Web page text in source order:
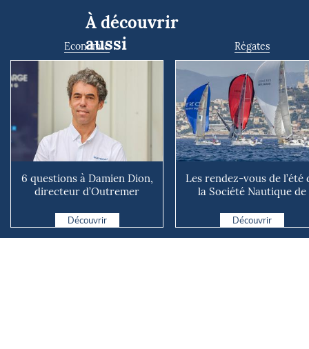
À découvrir
aussi
Economie
6 questions à Damien Dion,
directeur d’Outremer
Découvrir
Régates
Les rendez-vous de l’été
la Société Nautique de
Découvrir